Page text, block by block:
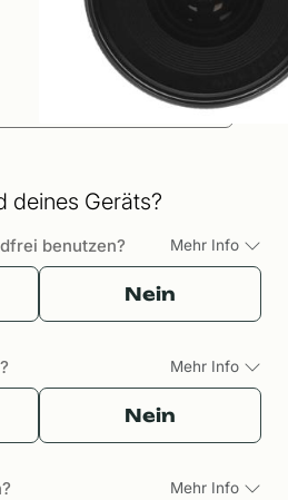
deines Geräts?
benutzen? Mehr Info
Nein
Mehr Info
Nein
Mehr Info